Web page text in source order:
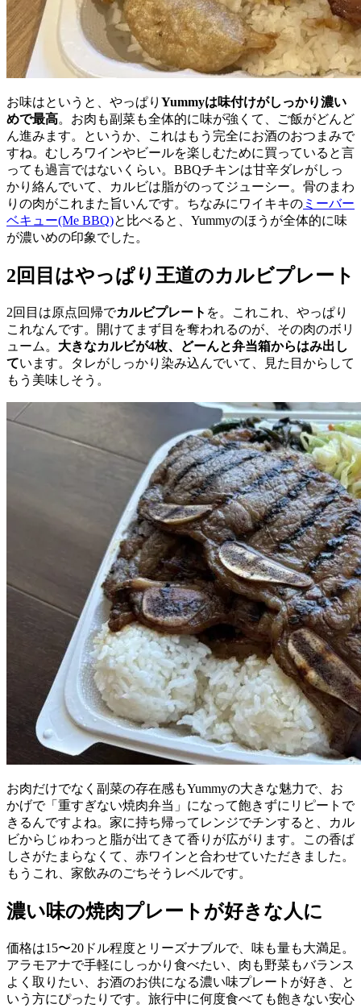
お味はというと、やっぱり Yummyは味付けがしっかり濃い
めで最高。お肉も副菜も全体的に味が強くて、ご飯がどんど
ん進みます。というか、これはもう完全にお酒のおつまみで
すね。むしろワインやビールを楽しむために買っていると言
っても過言ではないくらい。BBQチキンは甘辛ダレがしっ
かり絡んでいて、カルビは脂がのってジューシー。骨のまわ
りの肉がこれまた旨いんです。ちなみにワイキキの ミーバー
ベキュー(Me BBQ)と比べると、Yummyのほうが全体的に味
が濃いめの印象でした。
2回目はやっぱり王道のカルビプレート
2回目は原点回帰でカルビプレート を。これこれ、やっぱり
これなんです。開けてまず目を奪われるのが、その肉のボリ
ューム。 大きなカルビが4枚、どーんと弁当箱からはみ出し
ています。タレがしっかり染み込んでいて、見た目からして
もう美味しそう。
お肉だけでなく副菜の存在感もYummyの大きな魅力で、お
かげで「重すぎない焼肉弁当」になって飽きずにリピートで
きるんですよね。家に持ち帰ってレンジでチンすると、カル
ビからじゅわっと脂が出てきて香りが広がります。この香ば
しさがたまらなくて、赤ワインと合わせていただきました。
もうこれ、家飲みのごちそうレベルです。
濃い味の焼肉プレートが好きな人に
価格は15〜20ドル程度とリーズナブルで、味も量も大満足。
アラモアナで手軽にしっかり食べたい、肉も野菜もバランス
よく取りたい、お酒のお供になる濃い味プレートが好き、と
いう方にぴったりです。旅行中に何度食べても飽きない安心